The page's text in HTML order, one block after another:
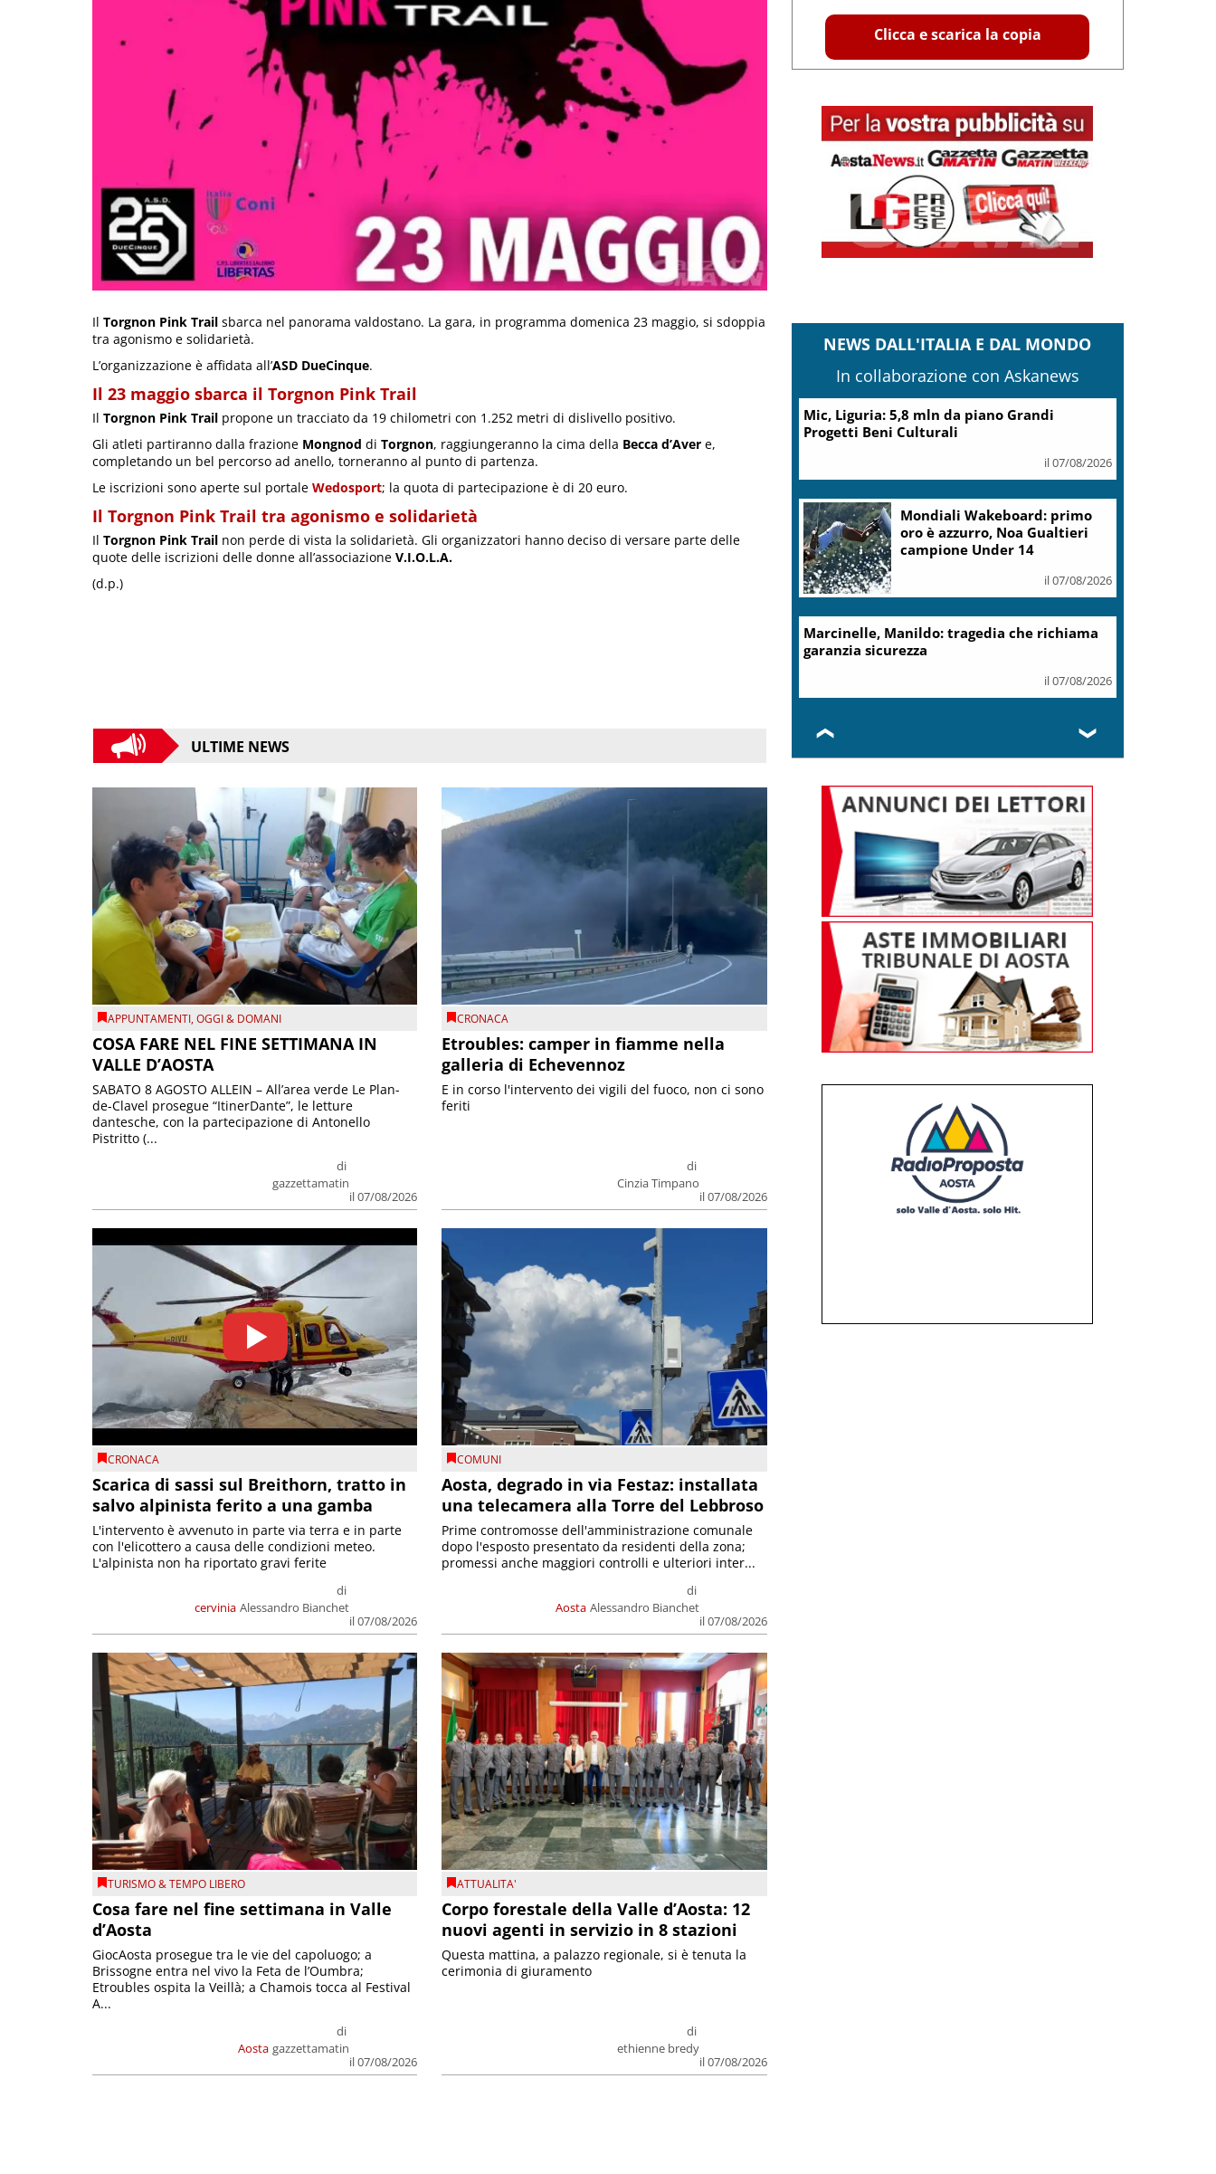
Il Torgnon Pink Trail sbarca nel panorama valdostano. La gara, in programma domenica 23 maggio, si sdoppia
tra agonismo e solidarietà.
L’organizzazione è affidata all’ASD DueCinque.
Il 23 maggio sbarca il Torgnon Pink Trail
Il Torgnon Pink Trail propone un tracciato da 19 chilometri con 1.252 metri di dislivello positivo.
Gli atleti partiranno dalla frazione Mongnod di Torgnon, raggiungeranno la cima della Becca d’Aver e,
completando un bel percorso ad anello, torneranno al punto di partenza.
Le iscrizioni sono aperte sul portale Wedosport; la quota di partecipazione è di 20 euro.
Il Torgnon Pink Trail tra agonismo e solidarietà
Il Torgnon Pink Trail non perde di vista la solidarietà. Gli organizzatori hanno deciso di versare parte delle
quote delle iscrizioni delle donne all’associazione V.I.O.L.A.
(d.p.)
ULTIME NEWS
APPUNTAMENTI,OGGI & DOMANI
COSA FARE NEL FINE SETTIMANA IN
VALLE D’AOSTA
di
gazzettamatin
il 07/08/2026
SABATO 8 AGOSTO ALLEIN – All’area verde Le Plan-
de-Clavel prosegue “ItinerDante”, le letture
dantesche, con la partecipazione di Antonello
Pistritto (...
CRONACA
Etroubles: camper in fiamme nella
galleria di Echevennoz
di
Cinzia Timpano
il 07/08/2026
E in corso l'intervento dei vigili del fuoco, non ci sono
feriti
CRONACA
Scarica di sassi sul Breithorn, tratto in
salvo alpinista ferito a una gamba
cervinia
di
Alessandro Bianchet
il 07/08/2026
L'intervento è avvenuto in parte via terra e in parte
con l'elicottero a causa delle condizioni meteo.
L'alpinista non ha riportato gravi ferite
COMUNI
Aosta, degrado in via Festaz: installata
una telecamera alla Torre del Lebbroso
Aosta
di
Alessandro Bianchet
il 07/08/2026
Prime contromosse dell'amministrazione comunale
dopo l'esposto presentato da residenti della zona;
promessi anche maggiori controlli e ulteriori inter...
TURISMO & TEMPO LIBERO
Cosa fare nel fine settimana in Valle
d’Aosta
Aosta
di
gazzettamatin
il 07/08/2026
GiocAosta prosegue tra le vie del capoluogo; a
Brissogne entra nel vivo la Feta de l’Oumbra;
Etroubles ospita la Veillà; a Chamois tocca al Festival
A...
ATTUALITA'
Corpo forestale della Valle d’Aosta: 12
nuovi agenti in servizio in 8 stazioni
di
ethienne bredy
il 07/08/2026
Questa mattina, a palazzo regionale, si è tenuta la
cerimonia di giuramento
Clicca e scarica la copia
NEWS DALL'ITALIA E DAL MONDO
In collaborazione con Askanews
Mic, Liguria: 5,8 mln da piano Grandi
Progetti Beni Culturali
il 07/08/2026
Mondiali Wakeboard: primo
oro è azzurro, Noa Gualtieri
campione Under 14
il 07/08/2026
Marcinelle, Manildo: tragedia che richiama
garanzia sicurezza
il 07/08/2026
❮ ❯